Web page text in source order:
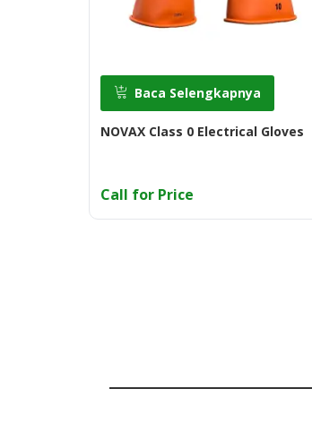
Baca Selengkapnya
NOVAX Class 0 Electrical Gloves
Call for Price